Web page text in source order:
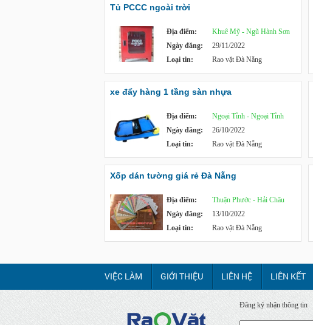
Tủ PCCC ngoài trời
Địa điểm:
Khuê Mỹ - Ngũ Hành Sơn
Ngày đăng:
29/11/2022
Loại tin:
Rao vặt Đà Nẵng
xe đẩy hàng 1 tầng sàn nhựa
Địa điểm:
Ngoại Tỉnh - Ngoại Tỉnh
Ngày đăng:
26/10/2022
Loại tin:
Rao vặt Đà Nẵng
Xốp dán tường giá rẻ Đà Nẵng
Địa điểm:
Thuận Phước - Hải Châu
Ngày đăng:
13/10/2022
Loại tin:
Rao vặt Đà Nẵng
VIỆC LÀM GIỚI THIỆU LIÊN HỆ LIÊN KẾT
Đăng ký nhận thông tin